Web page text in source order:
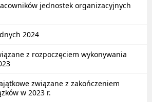
jednostek organizacyjnych
2024
z rozpoczęciem wykonywania
związane z zakończeniem
w 2023 r.